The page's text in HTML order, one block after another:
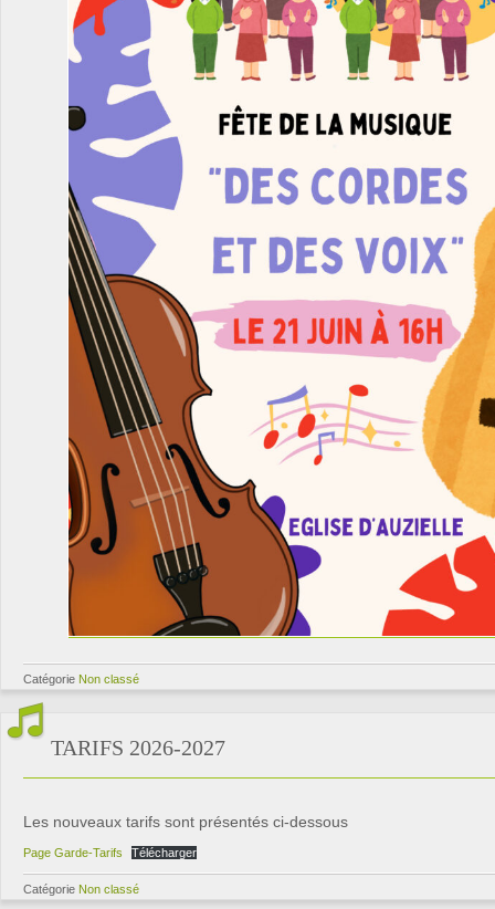
Catégorie Non classé
TARIFS 2026-2027
Les nouveaux tarifs sont présentés ci-dessous
Page Garde-Tarifs Télécharger
Catégorie Non classé